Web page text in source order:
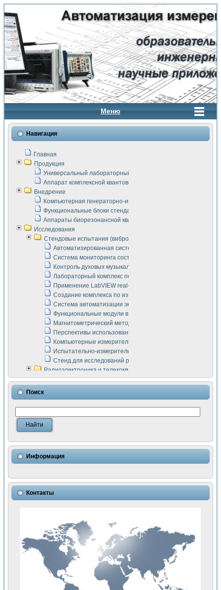
Меню
Навигация
Главная
Продукция
Универсальный лабораторный стенд "Сигнал-USB"
Аппарат комплексной квантовой терапии Интроскан
Внедрение
Компьютерная генераторно-измерительная система
Функциональные блоки стенда "Сигнал-USB"
Аппараты биорезонансной квантовой терапии серии СКАН
Исследования
Стендовые испытания (виброакустика, тензометрия и т.п.)
Автоматизированная система измерения параметров
Система мониторинга состояния тяговых
Контроль духовых музыкальных инструментов
Лабораторный комплекс по исследованию элементной
Применение LabVIEW real-time module для
Создание комплекса по измерению скорости подвижного
Система автоматизации экспериментальных
Функциональные модули в стандарте Nl SCXI для
Магнитометрический метод в дефектоскопии сварных
Перспективы использования машинного зрения в
Компьютерные измерительные системы для
Испытательно-измерительный комплекс аппаратуры для
Стенд для исследований рабочих процессов ДВС в
Радиоэлектроника и телекоммуникации
LabVIEW в расчетах радиолиний систем передачи данных
Аппаратно-программный комплекс для исследования
Виртуальный лабораторный стенд для исследования
Измерение шумовых параметров операционных
Измерительный преобразователь на основе цифровой
Использование NI LabVIEW для математического
Исследовние возможности создания измерителя ВАХ
Математическое моделирование генератора сигналов -
Применение осциллографического модуля с высоким
Симуляция отклика импульсного радиолокационного
Автоматизация формирования уравнений состояния для
Разработка автоматизированного стенда для измерения
Применение среды LabVIEW для построения картины
Портативная система для определения показателей
Использование LabVIEW для управления источником
Устройство для снятия вольт-амперных характеристик
Передовые научные технологии: нано-, фемто-,
Автоматизированная установка по измерению временных
Автоматизированный лабораторный комплекс на базе
Поиск
Информация
Контакты